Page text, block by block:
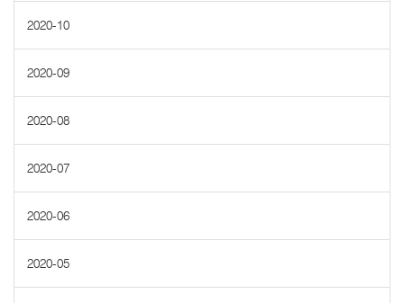
2020-10
2020-09
2020-08
2020-07
2020-06
2020-05